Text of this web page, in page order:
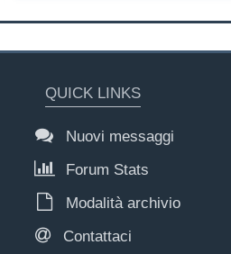
QUICK LINKS
Nuovi messaggi
Forum Stats
Modalità archivio
Contattaci